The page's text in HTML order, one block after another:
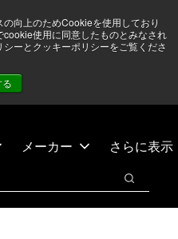
向上のためCookieを使用しており
使用に同意したものとみなされ
ーとクッキーポリシーをご覧くださ
情報はこちら➜
メーカー さらに表示
検索